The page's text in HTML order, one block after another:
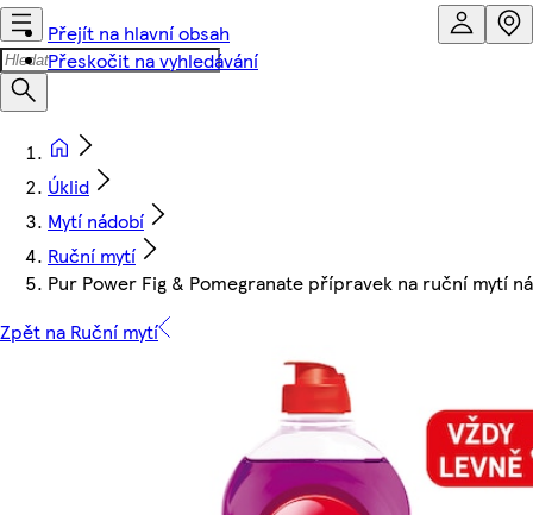
Přejít na hlavní obsah
Přeskočit na vyhledávání
Úklid
Mytí nádobí
Ruční mytí
Pur Power Fig & Pomegranate přípravek na ruční mytí
Zpět na Ruční mytí